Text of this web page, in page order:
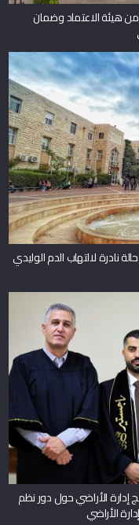
هيئة الاعتماد وضمان
نادرة لالتهاب الدم الوليدي
إدارة الأراضي حول دور نظم
الأراضي